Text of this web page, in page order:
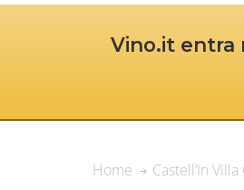
Vino.it entra
Home Castell’In